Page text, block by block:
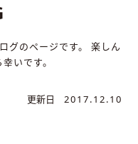
グのページです。
楽しん
いです。
更新日 2017.12.10